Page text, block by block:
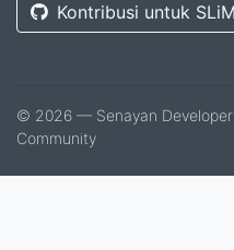
Kontribusi untuk
© 2026 — Senayan Developer
Community